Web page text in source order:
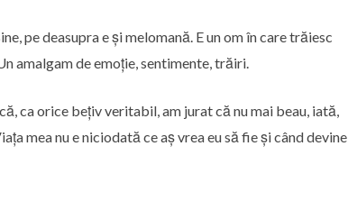
pe deasupra e și melomană. E un om în care trăiesc
amalgam de emoție, sentimente, trăiri.
ca orice bețiv veritabil, am jurat că nu mai beau, iată,
mea nu e niciodată ce aș vrea eu să fie și când devine